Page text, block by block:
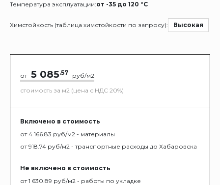
Температура эксплуатации:от -35 до 120 °C
Химстойкость (таблица химстойкости по запросу): Высокая
от 5 085.57
руб/м2
стоимость за м2 (цена с НДС 20%)
Включено в стоимость
от 4 166.83 руб/м2 - материалы
от 918.74 руб/м2 - транспортные расходы до Хабаровска
Не включено в стоимость
от 1 630.89 руб/м2 - работы по укладке